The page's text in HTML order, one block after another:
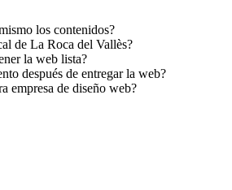
los contenidos?
de La Roca del Vallès?
la web lista?
después de entregar la web?
empresa de diseño web?